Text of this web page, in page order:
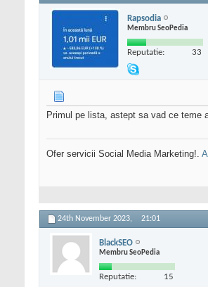
Rapsodia
Membru SeoPedia
Reputatie: 33
Primul pe lista, astept sa vad ce teme
Ofer servicii Social Media Marketing!.
24th November 2023, 21:01
BlackSEO
Membru SeoPedia
Reputatie: 15